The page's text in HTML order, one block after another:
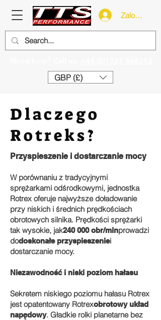
Zaloguj się
GBP (£)
Dlaczego
Rotreks?
Przyspieszenie i dostarczanie mocy
W porównaniu z tradycyjnymi
sprężarkami odśrodkowymi, jednostka
Rotrex oferuje najwyższe doładowanie
przy niskich i średnich prędkościach
obrotowych silnika. Prędkości sprężarki
tak wysokie, jak240 000 obr/minprowadzi
dodoskonałe przyspieszeniei
dostarczanie mocy.
Niezawodność i niski poziom hałasu
Sekretem niskiego poziomu hałasu Rotrex
jest opatentowany Rotrexobrotowy układ
napędowy. Gładkie rolki planetarne bez